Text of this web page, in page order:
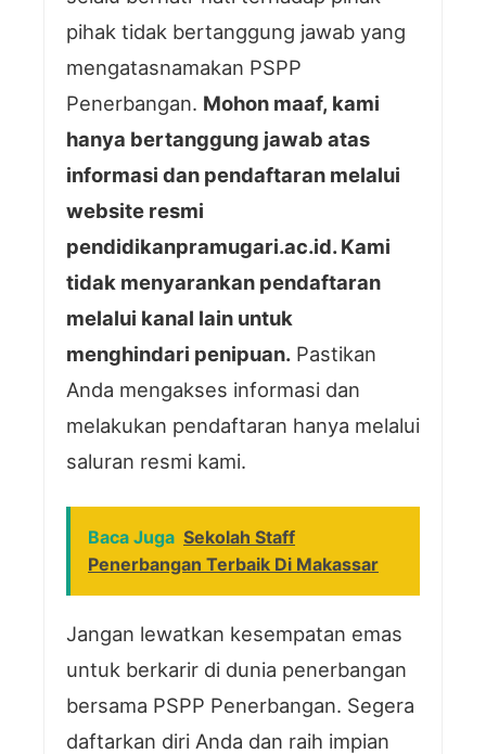
pihak tidak bertanggung jawab yang
mengatasnamakan PSPP
Penerbangan. Mohon maaf, kami
hanya bertanggung jawab atas
informasi dan pendaftaran melalui
website resmi
pendidikanpramugari.ac.id. Kami
tidak menyarankan pendaftaran
melalui kanal lain untuk
menghindari penipuan. Pastikan
Anda mengakses informasi dan
melakukan pendaftaran hanya melalui
saluran resmi kami.
Baca Juga Sekolah Staff
Penerbangan Terbaik Di Makassar
Jangan lewatkan kesempatan emas
untuk berkarir di dunia penerbangan
bersama PSPP Penerbangan. Segera
daftarkan diri Anda dan raih impian